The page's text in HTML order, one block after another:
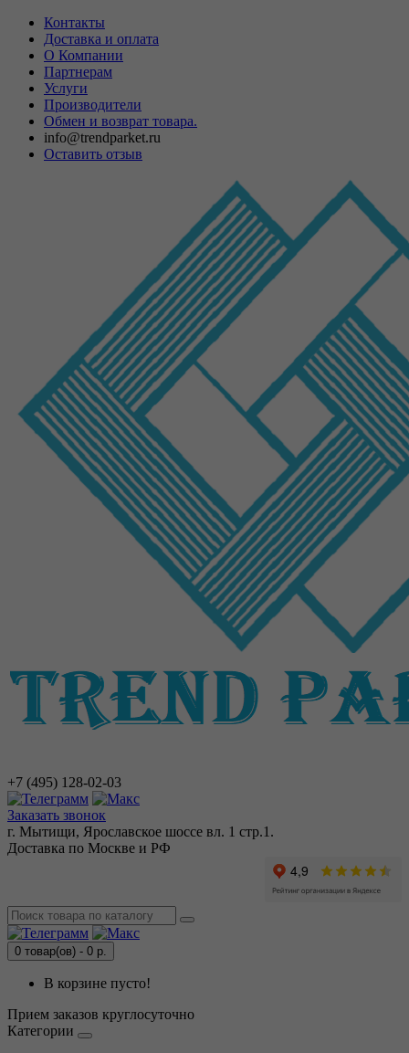
Контакты
Доставка и оплата
О Компании
Партнерам
Услуги
Производители
Обмен и возврат товара.
info@trendparket.ru
Оставить отзыв
+7 (495) 128-02-03
Заказать звонок
г. Мытищи, Ярославское шоссе вл. 1 стр.1.
Доставка по Москве и РФ
0 товар(ов) - 0 р.
В корзине пусто!
Прием заказов круглосуточно
Категории